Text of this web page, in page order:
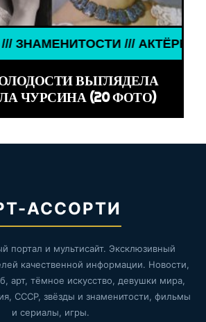
АКТЁРЫ ТОГДА И СЕЙЧАС
ВЫГЛЯДЕЛА
ЧУРСИНА (20 ФОТО)
АССОРТИ
портал и мультисайт. Эксклюзивный
качественной информации. Новости,
арт, тёмное искусство, девушки мира,
СССР, звёзды и знаменитости, фильмы
и сериалы, игры.